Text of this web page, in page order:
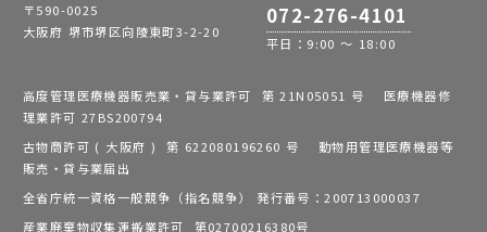
〒590-0025
大阪府 堺市堺区向陵東町3-2-20
072-276-4101
平日：9:00 ～ 18:00
高度管理医療機器販売業・貸与業許可 第 21N05051 号 医療機器修
理業許可 27BS200794
古物商許可 ( 大阪府 ) 第 622080196260 号 動物用管理医療機器等
販売・貸与業届出
全省庁統一資格一般競争（指名競争） 発行番号：200713000037
産業廃棄物収集運搬業許可 第02700216380号